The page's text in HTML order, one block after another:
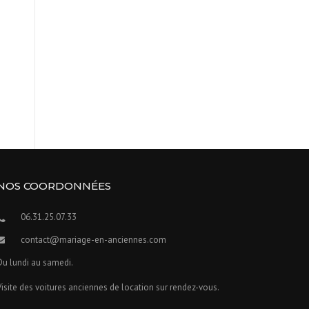
COORDONNÉES
06.31.25.07.33
contact@mariage-en-anciennes.com
lundi au samedi.
des voitures anciennes de location sur rendez-vous.